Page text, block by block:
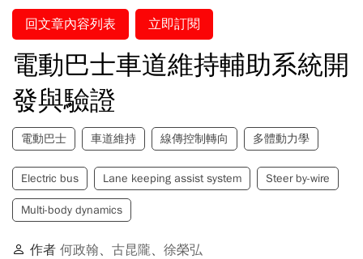
回文章內容列表 立即訂閱
電動巴士車道維持輔助系統開
發與驗證
電動巴士 車道維持 線傳控制轉向 多體動力學
Electric bus Lane keeping assist system Steer by-wire
Multi-body dynamics
作者 何政翰、 古昆隴、 徐榮弘